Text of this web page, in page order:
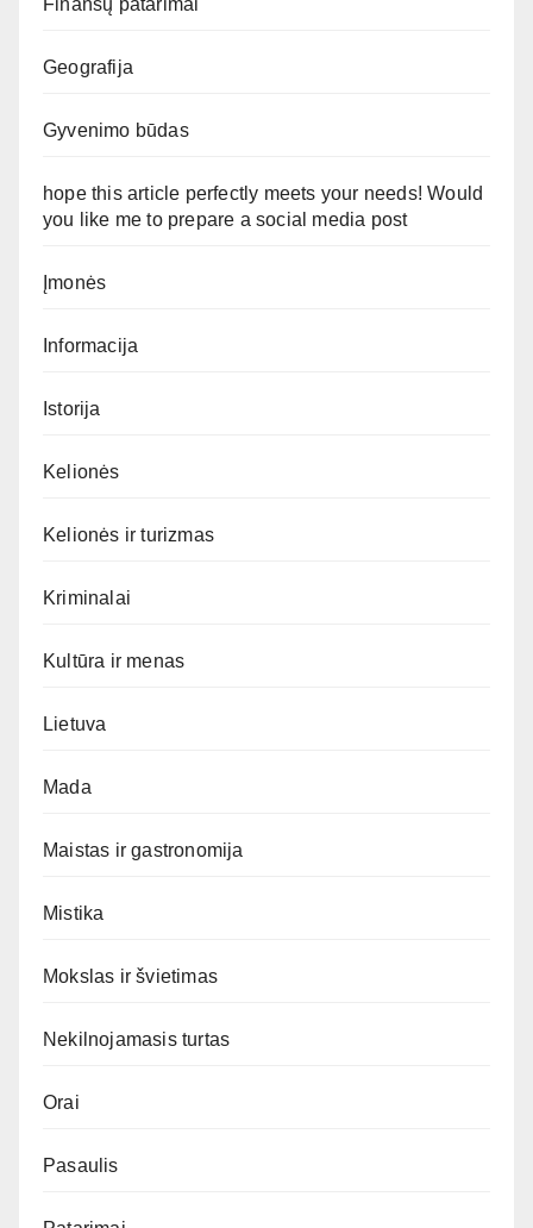
Finansų patarimai
Geografija
Gyvenimo būdas
hope this article perfectly meets your needs! Would
you like me to prepare a social media post
Įmonės
Informacija
Istorija
Kelionės
Kelionės ir turizmas
Kriminalai
Kultūra ir menas
Lietuva
Mada
Maistas ir gastronomija
Mistika
Mokslas ir švietimas
Nekilnojamasis turtas
Orai
Pasaulis